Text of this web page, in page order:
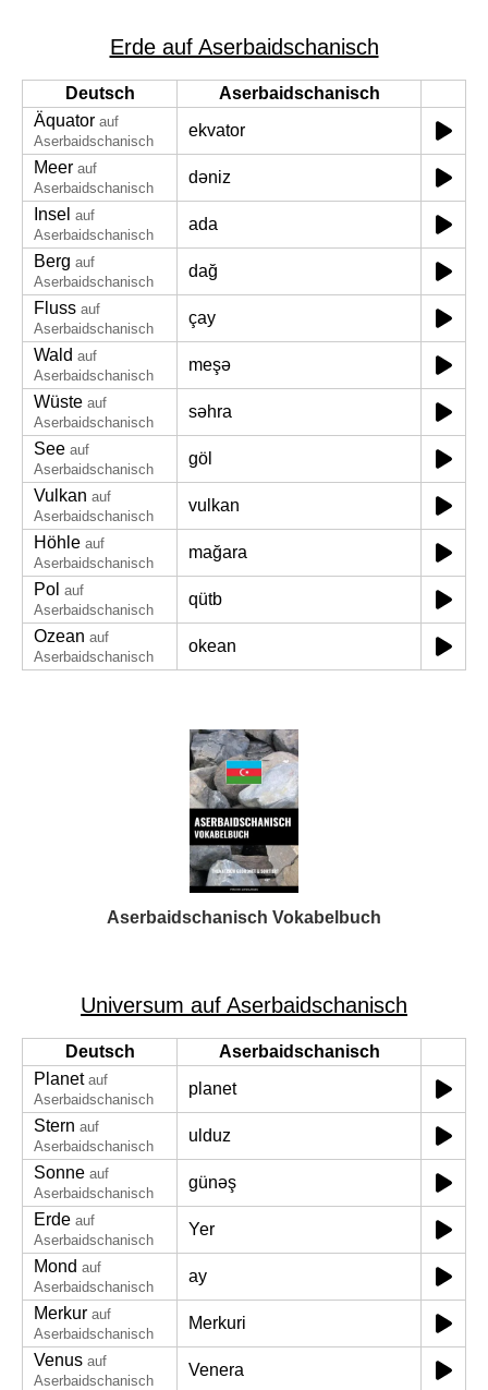
Erde auf Aserbaidschanisch
Deutsch
Aserbaidschanisch
Äquator auf
Aserbaidschanisch
ekvator
Meer auf
Aserbaidschanisch
dəniz
Insel auf
Aserbaidschanisch
ada
Berg auf
Aserbaidschanisch
dağ
Fluss auf
Aserbaidschanisch
çay
Wald auf
Aserbaidschanisch
meşə
Wüste auf
Aserbaidschanisch
səhra
See auf
Aserbaidschanisch
göl
Vulkan auf
Aserbaidschanisch
vulkan
Höhle auf
Aserbaidschanisch
mağara
Pol auf
Aserbaidschanisch
qütb
Ozean auf
Aserbaidschanisch
okean
Aserbaidschanisch Vokabelbuch
Universum auf Aserbaidschanisch
Deutsch
Aserbaidschanisch
Planet auf
Aserbaidschanisch
planet
Stern auf
Aserbaidschanisch
ulduz
Sonne auf
Aserbaidschanisch
günəş
Erde auf
Aserbaidschanisch
Yer
Mond auf
Aserbaidschanisch
ay
Merkur auf
Aserbaidschanisch
Merkuri
Venus auf
Aserbaidschanisch
Venera